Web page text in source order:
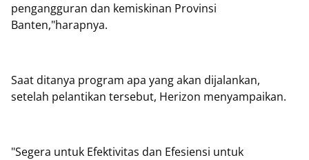
pengangguran dan kemiskinan Provinsi
Banten,"harapnya.
Saat ditanya program apa yang akan dijalankan,
setelah pelantikan tersebut, Herizon menyampaikan.
"Segera untuk Efektivitas dan Efesiensi untuk